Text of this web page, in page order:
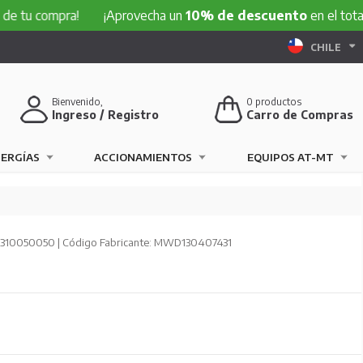
¡Aprovecha un10% de descuentoen el total de tu
CHILE
0 productos
Carro de Compras
Bienvenido,
Ingreso / Registro
ACCIONAMIENTOS EQUIPOS AT-MT
| Código Fabricante: MWD130407431